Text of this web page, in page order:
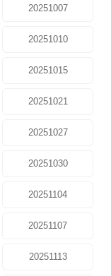
20251007
20251010
20251015
20251021
20251027
20251030
20251104
20251107
20251113